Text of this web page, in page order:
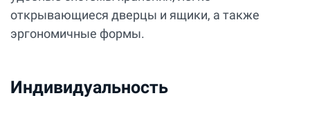
открывающиеся дверцы и ящики, а также
эргономичные формы.
Индивидуальность